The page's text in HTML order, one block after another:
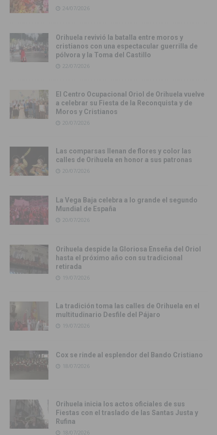
24/07/2026
Orihuela revivió la batalla entre moros y
cristianos con una espectacular guerrilla de
pólvora y la Toma del Castillo
22/07/2026
El Centro Ocupacional Oriol de Orihuela vuelve
a celebrar su Fiesta de la Reconquista y de
Moros y Cristianos
20/07/2026
Las comparsas llenan de flores y color las
calles de Orihuela en honor a sus patronas
20/07/2026
La Vega Baja celebra a lo grande el segundo
Mundial de España
20/07/2026
Orihuela despide la Gloriosa Enseña del Oriol
hasta el próximo año con su tradicional
retirada
19/07/2026
La tradición toma las calles de Orihuela en el
multitudinario Desfile del Pájaro
19/07/2026
Cox se rinde al esplendor del Bando Cristiano
18/07/2026
Orihuela inicia los actos oficiales de sus
Fiestas con el traslado de las Santas Justa y
Rufina
18/07/2026